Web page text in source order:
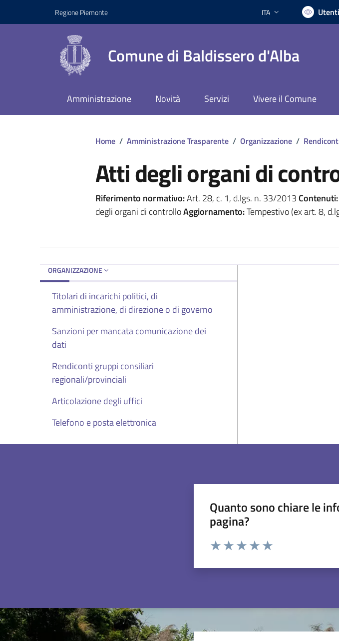
Regione Piemonte Lingua attiva:
ITA
Comune di Baldissero d'Alba
Amministrazione Novità Servizi Vivere il Comune
Home / Amministrazione Trasparente / Organizzazione /
Atti degli organi di
Riferimento normativo:Art. 28, c. 1, d.lgs. n. 33/2013 Contenuti:
degli organi di controlloAggiornamento:Tempestivo (ex art. 8,
ORGANIZZAZIONE
Titolari di incarichi politici, di
amministrazione, di direzione o di governo
Sanzioni per mancata comunicazione dei
dati
Rendiconti gruppi consiliari
regionali/provinciali
Articolazione degli uffici
Telefono e posta elettronica
Quanto sono chiare le
pagina?
Valuta da 1 a 5 stelle la pagina